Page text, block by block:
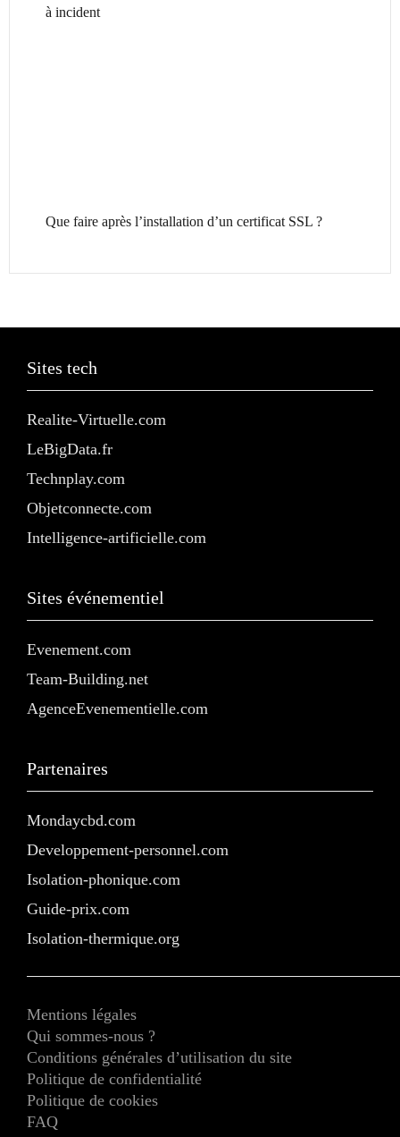
à incident
Que faire après l’installation d’un certificat SSL ?
Sites tech
Realite-Virtuelle.com
LeBigData.fr
Technplay.com
Objetconnecte.com
Intelligence-artificielle.com
Sites événementiel
Evenement.com
Team-Building.net
AgenceEvenementielle.com
Partenaires
Mondaycbd.com
Developpement-personnel.com
Isolation-phonique.com
Guide-prix.com
Isolation-thermique.org
Mentions légales
Qui sommes-nous ?
Conditions générales d’utilisation du site
Politique de confidentialité
Politique de cookies
FAQ